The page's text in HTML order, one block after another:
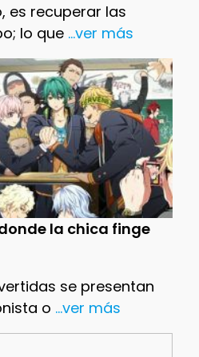
es recuperar las
lo que...ver más
la chica finge
se presentan
o ...ver más